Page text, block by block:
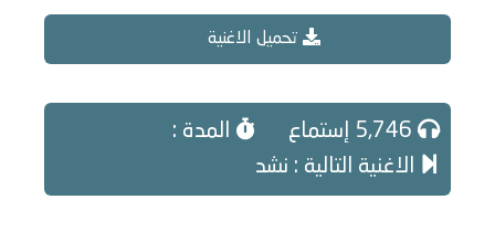
تحميل الاغنية
المدة :
الاغنية التالية : نشد